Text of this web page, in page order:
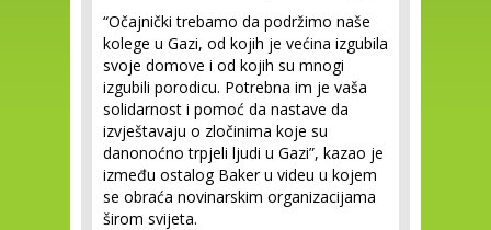
“Očajnički trebamo da podržimo naše
kolege u Gazi, od kojih je većina izgubila
svoje domove i od kojih su mnogi
izgubili porodicu. Potrebna im je vaša
solidarnost i pomoć da nastave da
izvještavaju o zločinima koje su
danonoćno trpjeli ljudi u Gazi”, kazao je
između ostalog Baker u videu u kojem
se obraća novinarskim organizacijama
širom svijeta.